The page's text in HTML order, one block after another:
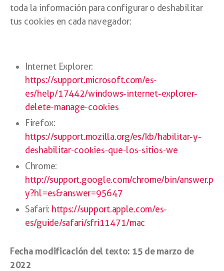
toda la información para configurar o deshabilitar
tus cookies en cada navegador:
Internet Explorer:
https://support.microsoft.com/es-
es/help/17442/windows-internet-explorer-
delete-manage-cookies
Firefox:
https://support.mozilla.org/es/kb/habilitar-y-
deshabilitar-cookies-que-los-sitios-we
Chrome:
http://support.google.com/chrome/bin/answer.p
y?hl=es&answer=95647
Safari: https://support.apple.com/es-
es/guide/safari/sfri11471/mac
Fecha modificación del texto: 15 de marzo de
2022